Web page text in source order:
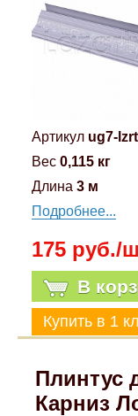
Артикул ug7-lzrt
Вес 0,115 кг
Длина 3 м
Подробнее...
175 руб./
В
Плинтус
Карниз